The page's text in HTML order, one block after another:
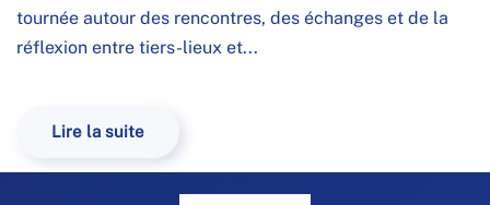
tournée autour des rencontres, des échanges et de la
réflexion entre tiers-lieux et...
Lire la suite